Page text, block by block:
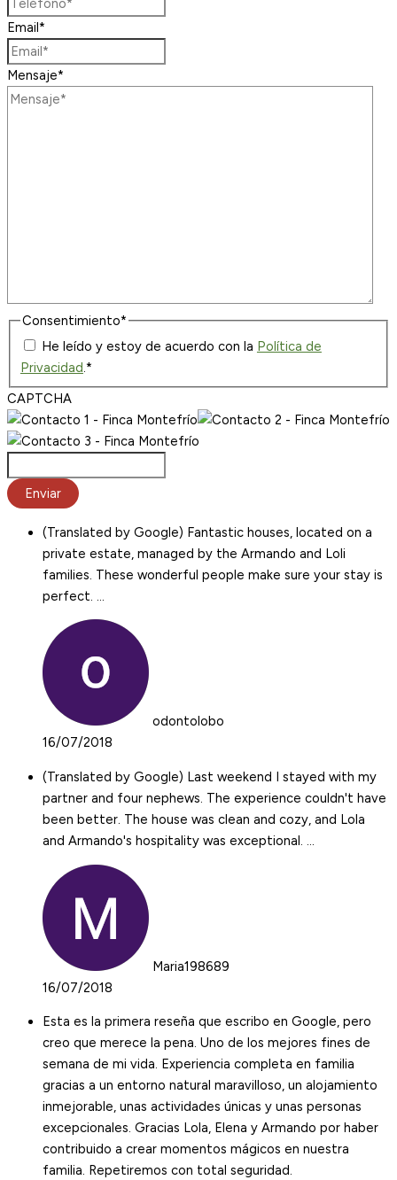
Email*
Mensaje*
Consentimiento*
He leído y estoy de acuerdo con la Política de
Privacidad.*
CAPTCHA
(Translated by Google) Fantastic houses, located on a
private estate, managed by the Armando and Loli
families. These wonderful people make sure your stay is
perfect. …
odontolobo
16/07/2018
(Translated by Google) Last weekend I stayed with my
partner and four nephews. The experience couldn't have
been better. The house was clean and cozy, and Lola
and Armando's hospitality was exceptional. …
Maria198689
16/07/2018
Esta es la primera reseña que escribo en Google, pero
creo que merece la pena. Uno de los mejores fines de
semana de mi vida. Experiencia completa en familia
gracias a un entorno natural maravilloso, un alojamiento
inmejorable, unas actividades únicas y unas personas
excepcionales. Gracias Lola, Elena y Armando por haber
contribuido a crear momentos mágicos en nuestra
familia. Repetiremos con total seguridad.